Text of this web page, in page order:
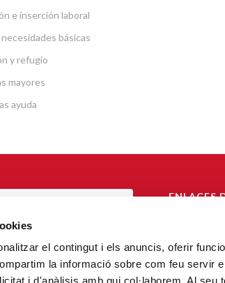
el contingut i els anuncis, oferir
la informació sobre com feu servir
e inserción laboral
básicas
y refugio
mayores
ayuda
DE DENUNCIA
ENLACES
Càritas
FiT –